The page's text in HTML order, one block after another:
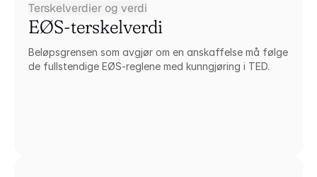
Terskelverdier og verdi
EØS-terskelverdi
Beløpsgrensen som avgjør om en anskaffelse må følge
de fullstendige EØS-reglene med kunngjøring i TED.